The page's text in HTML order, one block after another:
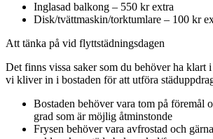
Inglasad balkong – 550 kr extra
Disk/tvättmaskin/torktumlare – 100 kr
Att tänka på vid flyttstädningsdagen
Det finns vissa saker som du behöver ha klart
vi kliver in i bostaden för att utföra
Bostaden behöver vara tom på föremål
grad som är möjlig åtminstonde
Frysen behöver vara avfrostad och